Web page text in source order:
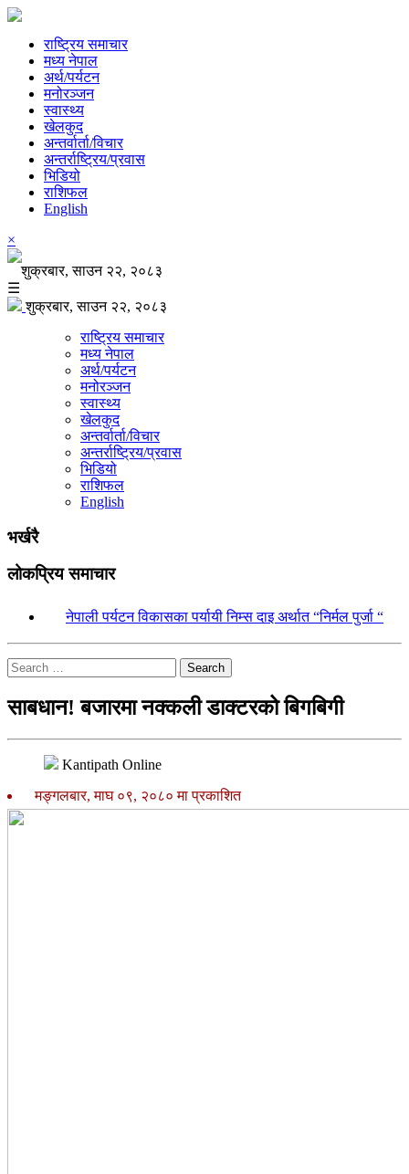
राष्ट्रिय समाचार
मध्य नेपाल
अर्थ/पर्यटन
मनोरञ्जन
स्वास्थ्य
खेलकुद
अन्तर्वार्ता/विचार
अन्तर्राष्ट्रिय/प्रवास
भिडियो
राशिफल
English
×
शुक्रबार, साउन २२, २०८३
☰
शुक्रबार, साउन २२, २०८३
राष्ट्रिय समाचार
मध्य नेपाल
अर्थ/पर्यटन
मनोरञ्जन
स्वास्थ्य
खेलकुद
अन्तर्वार्ता/विचार
अन्तर्राष्ट्रिय/प्रवास
भिडियो
राशिफल
English
भर्खरै
लोकप्रिय समाचार
नेपाली पर्यटन विकासका पर्यायी निम्स दाइ अर्थात “निर्मल पुर्जा “
Search
साबधान! बजारमा नक्कली डाक्टरको बिगबिगी
Kantipath Online
मङ्गलबार, माघ ०९, २०८० मा प्रकाशित